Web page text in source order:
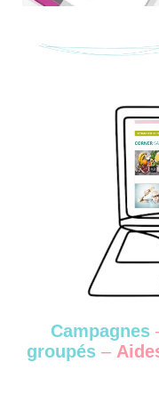
Campagnes
groupés –